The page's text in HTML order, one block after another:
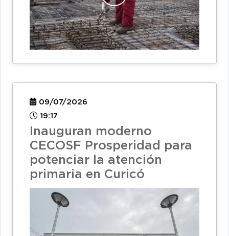
09/07/2026
19:17
Inauguran moderno
CECOSF Prosperidad para
potenciar la atención
primaria en Curicó